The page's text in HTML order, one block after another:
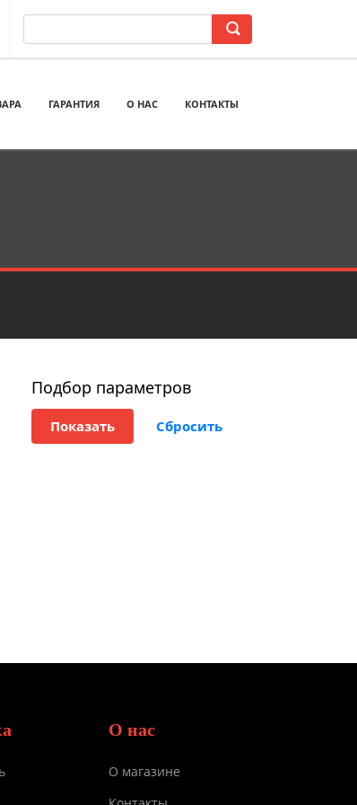
ГАРАНТИЯ О НАС КОНТАКТЫ
Подбор параметров
О нас
О магазине